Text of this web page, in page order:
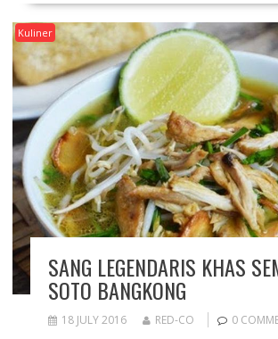
Kuliner
SANG LEGENDARIS KHAS
SOTO BANGKONG
18 JULY 2016 RED-CO 0